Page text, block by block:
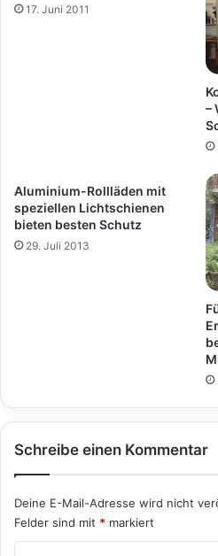
17. Juni 2011
–
Aluminium-Rollläden mit
speziellen Lichtschienen
bieten besten Schutz
29. Juli 2013
Schreibe einen Kommentar
Deine E-Mail-Adresse wird nicht
Felder sind mit * markiert